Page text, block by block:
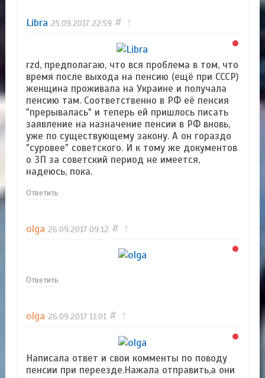
Libra 25.09.2017 22:59 # ↑
rzd, предполагаю, что вся проблема в том, что
время после выхода на пенсию (ещё при СССР)
женщина проживала на Украине и получала
пенсию там. Соответственно в РФ её пенсия
"прерывалась" и теперь ей пришлось писать
заявление на назначение пенсии в РФ вновь,
уже по существующему закону. А он гораздо
"суровее" советского. И к тому же документов
о ЗП за советский период не имеется,
надеюсь, пока.
Ответить
olga 26.09.2017 09:12 # ↑
Ответить
olga 26.09.2017 11:01 # ↑
Написала ответ и свои комменты по поводу
пенсии при переезде.Нажала отправить,а они